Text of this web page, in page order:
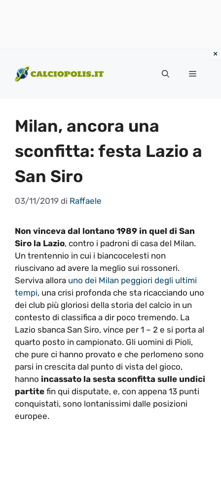
contenuto
Menu
Milan, ancora una
sconfitta: festa Lazio a
San Siro
03/11/2019 di Raffaele
Non vinceva dal lontano 1989 in quel di San
Siro la Lazio, contro i padroni di casa del Milan.
Un trentennio in cui i biancocelesti non
riuscivano ad avere la meglio sui rossoneri.
Serviva allora uno dei Milan peggiori degli ultimi
tempi, una crisi profonda che sta ricacciando uno
dei club più gloriosi della storia del calcio in un
contesto di classifica a dir poco tremendo. La
Lazio sbanca San Siro, vince per 1 – 2 e si porta al
quarto posto in campionato. Gli uomini di Pioli,
che pure ci hanno provato e che perlomeno sono
parsi in crescita dal punto di vista del gioco,
hanno incassato la sesta sconfitta sulle undici
partite fin qui disputate, e, con appena 13 punti
conquistati, sono lontanissimi dalle posizioni
europee.